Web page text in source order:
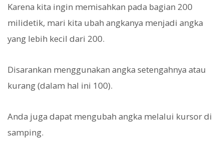
Karena kita ingin memisahkan pada bagian 200
milidetik, mari kita ubah angkanya menjadi angka
yang lebih kecil dari 200.
Disarankan menggunakan angka setengahnya atau
kurang (dalam hal ini 100).
Anda juga dapat mengubah angka melalui kursor di
samping.